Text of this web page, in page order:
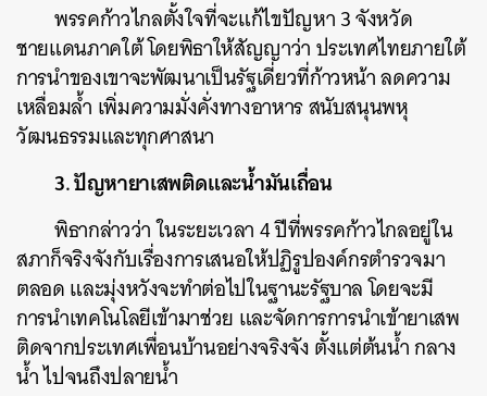
พรรคก้าวไกลตั้งใจที่จะแก้ไขปัญหา 3 จังหวัด
ชายแดนภาคใต้ โดยพิธาให้สัญญาว่า ประเทศไทยภายใต้
การนำของเขาจะพัฒนาเป็นรัฐเดี่ยวที่ก้าวหน้า ลดความ
เหลื่อมล้ำ เพิ่มความมั่งคั่งทางอาหาร สนับสนุนพหุ
วัฒนธรรมและทุกศาสนา
3. ปัญหายาเสพติดและน้ำมันเถื่อน
พิธากล่าวว่า ในระยะเวลา 4 ปีที่พรรคก้าวไกลอยู่ใน
สภาก็จริงจังกับเรื่องการเสนอให้ปฏิรูปองค์กรตำรวจมา
ตลอด และมุ่งหวังจะทำต่อไปในฐานะรัฐบาล โดยจะมี
การนำเทคโนโลยีเข้ามาช่วย และจัดการการนำเข้ายาเสพ
ติดจากประเทศเพื่อนบ้านอย่างจริงจัง ตั้งแต่ต้นน้ำ กลาง
น้ำ ไปจนถึงปลายน้ำ